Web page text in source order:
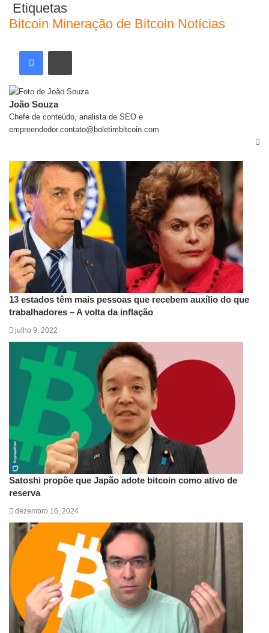
Etiquetas
Bitcoin Mineração de Bitcoin Notícias
João Souza
Chefe de conteúdo, analista de SEO e
empreendedor.contato@boletimbitcoin.com
13 estados têm mais pessoas que recebem auxílio do que
trabalhadores – A volta da inflação
julho 9, 2022
Satoshi propõe que Japão adote bitcoin como ativo de
reserva
dezembro 16, 2024